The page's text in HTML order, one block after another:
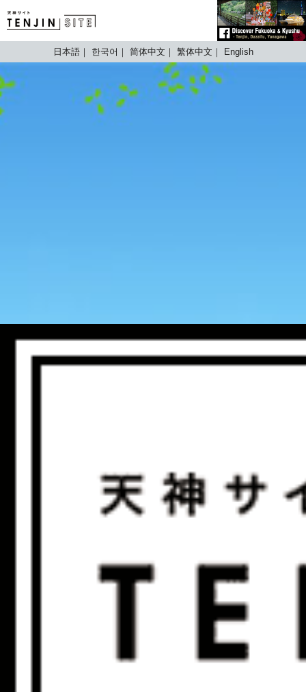
TENJIN SITE
日本語 한국어 简体中文 繁体中文 English